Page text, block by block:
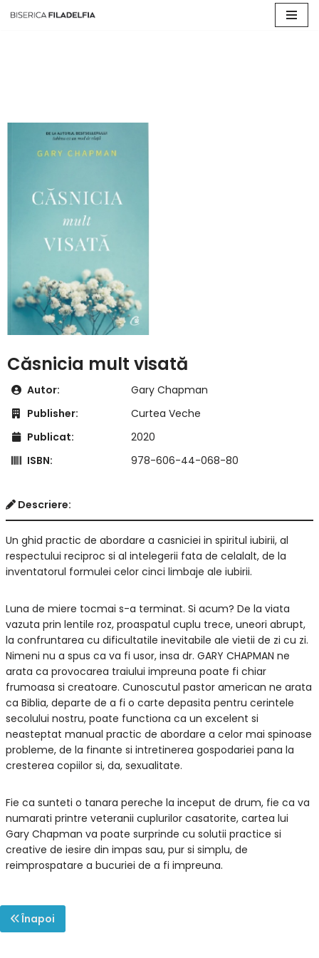
Căsnicia mult visată
Autor:
Gary Chapman
Publisher:
Curtea Veche
Publicat:
2020
ISBN:
978-606-44-068-80
Descriere:
Un ghid practic de abordare a casniciei in spiritul iubirii, al
respectului reciproc si al intelegerii fata de celalalt, de la
inventatorul formulei celor cinci limbaje ale iubirii.
Luna de miere tocmai s-a terminat. Si acum? De la viata
vazuta prin lentile roz, proaspatul cuplu trece, uneori abrupt,
la confruntarea cu dificultatile inevitabile ale vietii de zi cu zi.
Nimeni nu a spus ca va fi usor, insa dr. GARY CHAPMAN ne
arata ca provocarea traiului impreuna poate fi chiar
frumoasa si creatoare. Cunoscutul pastor american ne arata
ca Biblia, departe de a fi o carte depasita pentru cerintele
secolului nostru, poate functiona ca un excelent si
neasteptat manual practic de abordare a celor mai spinoase
probleme, de la finante si intretinerea gospodariei pana la
cresterea copiilor si, da, sexualitate.
Fie ca sunteti o tanara pereche la inceput de drum, fie ca va
numarati printre veteranii cuplurilor casatorite, cartea lui
Gary Chapman va poate surprinde cu solutii practice si
creative de iesire din impas sau, pur si simplu, de
reimprospatare a bucuriei de a fi impreuna.
Înapoi